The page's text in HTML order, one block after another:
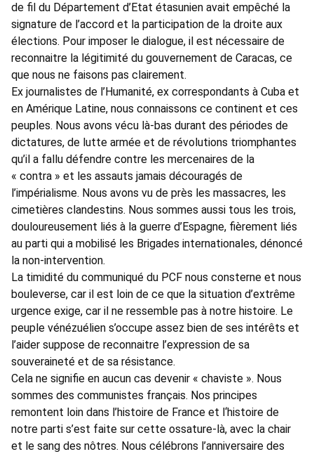
de fil du Département d’Etat étasunien avait empêché la
signature de l’accord et la participation de la droite aux
élections. Pour imposer le dialogue, il est nécessaire de
reconnaitre la légitimité du gouvernement de Caracas, ce
que nous ne faisons pas clairement.
Ex journalistes de l’Humanité, ex correspondants à Cuba et
en Amérique Latine, nous connaissons ce continent et ces
peuples. Nous avons vécu là-bas durant des périodes de
dictatures, de lutte armée et de révolutions triomphantes
qu’il a fallu défendre contre les mercenaires de la
« contra » et les assauts jamais découragés de
l’impérialisme. Nous avons vu de près les massacres, les
cimetières clandestins. Nous sommes aussi tous les trois,
douloureusement liés à la guerre d’Espagne, fièrement liés
au parti qui a mobilisé les Brigades internationales, dénoncé
la non-intervention.
La timidité du communiqué du PCF nous consterne et nous
bouleverse, car il est loin de ce que la situation d’extrême
urgence exige, car il ne ressemble pas à notre histoire. Le
peuple vénézuélien s’occupe assez bien de ses intérêts et
l’aider suppose de reconnaitre l’expression de sa
souveraineté et de sa résistance.
Cela ne signifie en aucun cas devenir « chaviste ». Nous
sommes des communistes français. Nos principes
remontent loin dans l’histoire de France et l‘histoire de
notre parti s’est faite sur cette ossature-là, avec la chair
et le sang des nôtres. Nous célébrons l’anniversaire des